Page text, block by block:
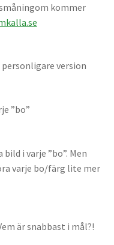
kommer
personligare version
”bo”
i varje ”bo”. Men
varje bo/färg lite mer
är snabbast i mål?!